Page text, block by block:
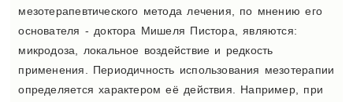
мезотерапевтического метода лечения, по мнению его
основателя - доктора Мишеля Пистора, являются:
микродоза, локальное воздействие и редкость
применения. Периодичность использования мезотерапии
определяется характером её действия. Например, при